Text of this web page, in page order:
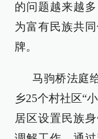
的问题越来越
为富有民族共
牌。
马驹桥法庭
乡25个村社区“
居区设置民族